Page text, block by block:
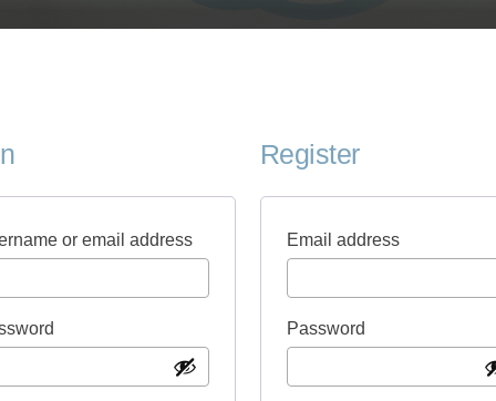
or email address
u
i
Register
Email address
u
Password